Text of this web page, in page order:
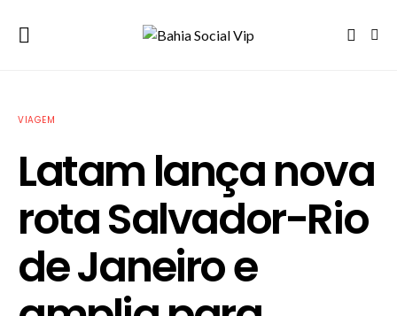
VIAGEM
Latam lança nova
rota Salvador-Rio
de Janeiro e